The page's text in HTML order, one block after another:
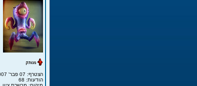
הצטרף: 07 פבר' 2007
הודעות: 68